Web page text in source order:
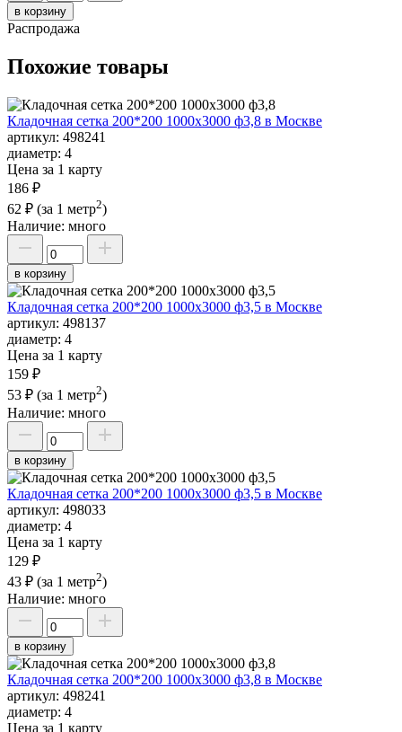
в корзину
Распродажа
Похожие товары
Кладочная сетка 200*200 1000х3000 ф3,8 в Москве
артикул: 498241
диаметр: 4
Цена за 1 карту
186 ₽
62 ₽ (за 1 метр2)
Наличие: много
в корзину
Кладочная сетка 200*200 1000х3000 ф3,5 в Москве
артикул: 498137
диаметр: 4
Цена за 1 карту
159 ₽
53 ₽ (за 1 метр2)
Наличие: много
в корзину
Кладочная сетка 200*200 1000х3000 ф3,5 в Москве
артикул: 498033
диаметр: 4
Цена за 1 карту
129 ₽
43 ₽ (за 1 метр2)
Наличие: много
в корзину
Кладочная сетка 200*200 1000х3000 ф3,8 в Москве
артикул: 498241
диаметр: 4
Цена за 1 карту